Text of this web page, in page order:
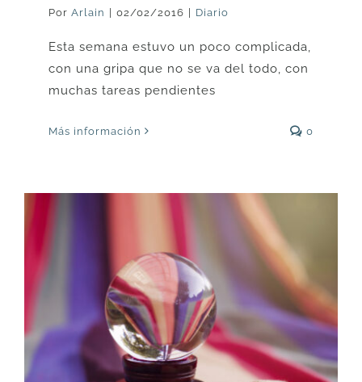
Por Arlain | 02/02/2016 | Diario
Esta semana estuvo un poco complicada,
con una gripa que no se va del todo, con
muchas tareas pendientes
Más información 0